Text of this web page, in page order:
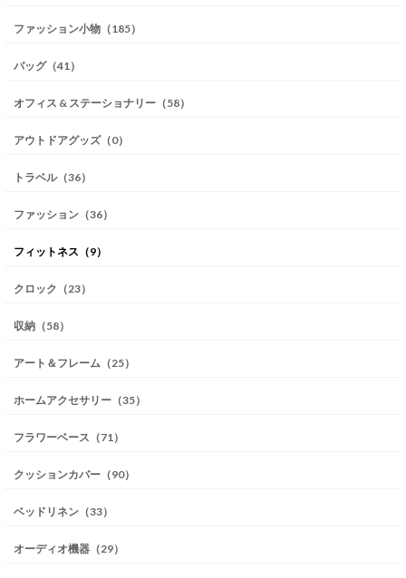
ファッション小物（185）
バッグ（41）
オフィス & ステーショナリー（58）
アウトドアグッズ（0）
トラベル（36）
ファッション（36）
フィットネス（9）
クロック（23）
収納（58）
アート＆フレーム（25）
ホームアクセサリー（35）
フラワーベース（71）
クッションカバー（90）
ベッドリネン（33）
オーディオ機器（29）